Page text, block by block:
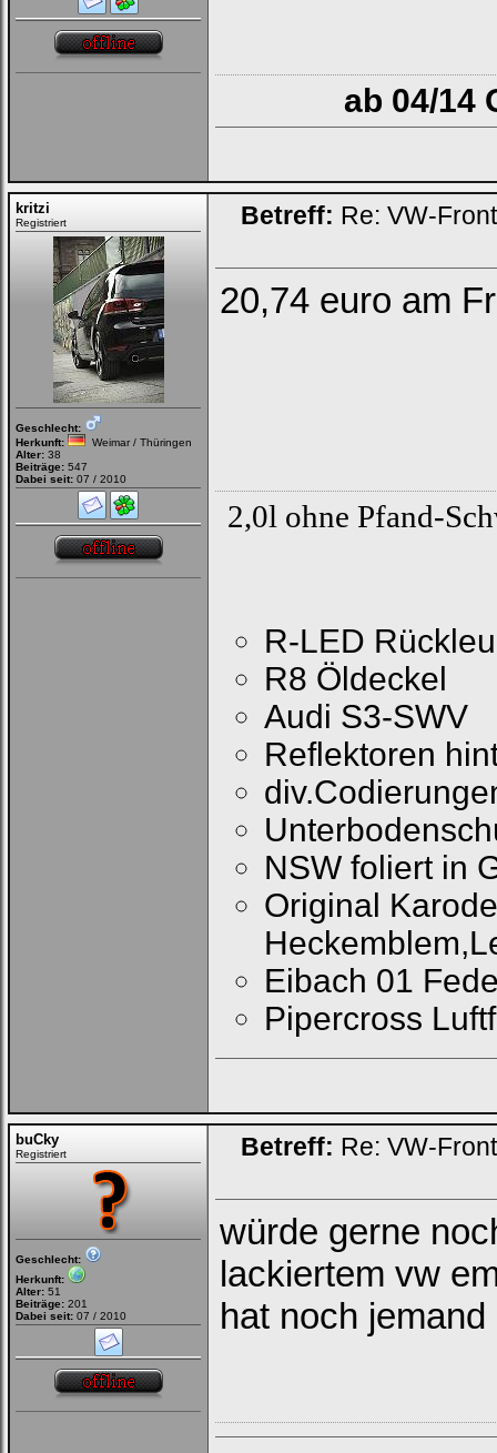
ab 04/14
kritzi
Registriert
Geschlecht:
Herkunft:
Weimar / Thüringen
Alter: 38
Beiträge: 547
Dabei seit: 07 / 2010
Betreff: Re: VW-
20,74 euro am
2,0l ohne Pfand-
R-LED
R8 Öldeckel
Audi S3-SWV
Reflektoren
NSW foliert in
Original
Eibach 01
Pipercross
buCky
Registriert
Geschlecht:
Herkunft:
Alter: 51
Beiträge: 201
Dabei seit: 07 / 2010
Betreff: Re: VW-
würde gerne
lackiertem vw
hat noch